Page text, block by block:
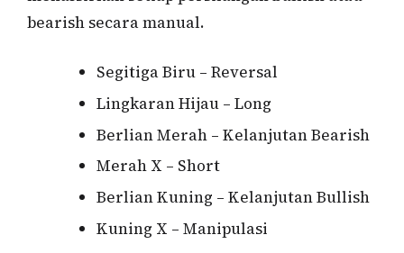
bearish secara manual.
Segitiga Biru – Reversal
Lingkaran Hijau – Long
Berlian Merah – Kelanjutan Bearish
Merah X – Short
Berlian Kuning – Kelanjutan Bullish
Kuning X – Manipulasi